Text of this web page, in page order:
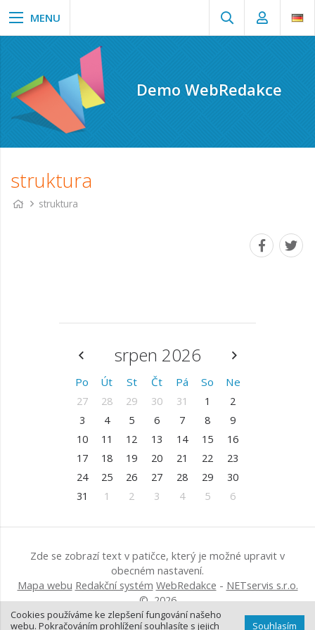
Demo WebRedakce
struktura
struktura
srpen 2026
Po Út St Čt Pá So Ne
27 28 29 30 31 1
2
3
4 5 6 7 8
9
10
11 12 13 14 15
16
17
18 19 20 21 22
23
24
25 26 27 28 29
30
31
1 2 3 4 5 6
Zde se zobrazí text v patičce, který je možné upravit v
obecném nastavení.
Mapa webu Redakční systém WebRedakce - NETservis s.r.o.
© 2026
Cookies používáme ke zlepšení fungování našeho
webu. Pokračováním prohlížení souhlasíte s jejich
Souhlasím